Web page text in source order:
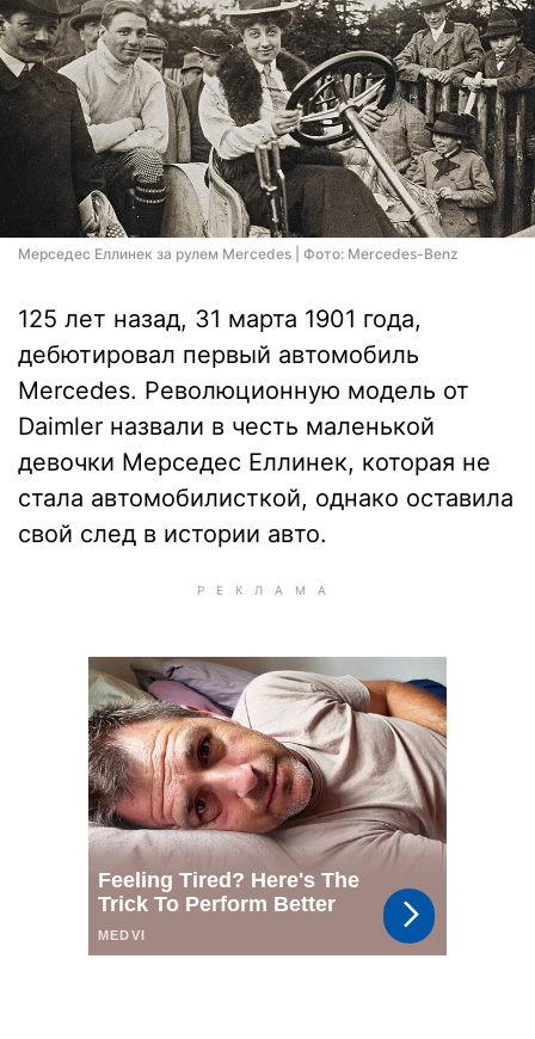
Мерседес Еллинек за рулем Mercedes | Фото: Mercedes-Benz
125 лет назад, 31 марта 1901 года,
дебютировал первый автомобиль
Mercedes. Революционную модель от
Daimler назвали в честь маленькой
девочки Мерседес Еллинек, которая не
стала автомобилисткой, однако оставила
свой след в истории авто.